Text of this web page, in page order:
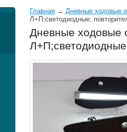
Главная → Дневные ходовые
Л+П;светодиодные;
Дневные ходовые